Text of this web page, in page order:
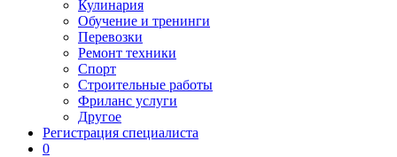
Кулинария
Обучение и тренинги
Перевозки
Ремонт техники
Спорт
Строительные работы
Фриланс услуги
Другое
Регистрация специалиста
0